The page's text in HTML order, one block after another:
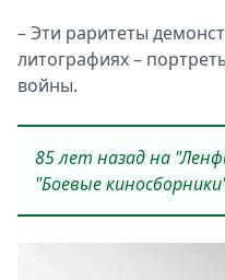
– Эти раритеты
литографиях –
войны.
85 лет назад на
"Боевые